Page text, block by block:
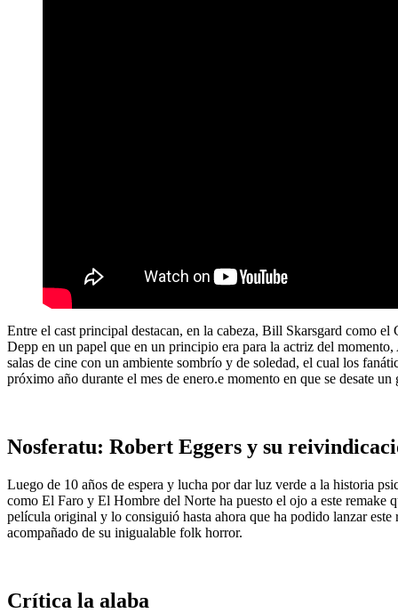
Entre el cast principal destacan, en la cabeza, Bill Skarsgard como
Depp en un papel que en un principio era para la actriz del
salas de cine con un ambiente sombrío y de soledad, el cual los
próximo año durante el mes de enero.e momento en que se desate
Nosferatu: Robert Eggers y su
Luego de 10 años de espera y lucha por dar luz verde a la historia
como El Faro y El Hombre del Norte ha puesto el ojo a este remake
película original y lo consiguió hasta ahora que ha podido lanzar
acompañado de su inigualable folk horror.
Crítica la alaba